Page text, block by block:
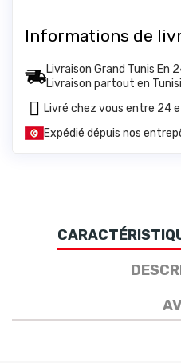
Informations de
Livraison Grand Tunis En
Livraison partout en
Expédié dépuis nos
Livré chez vous entre 24